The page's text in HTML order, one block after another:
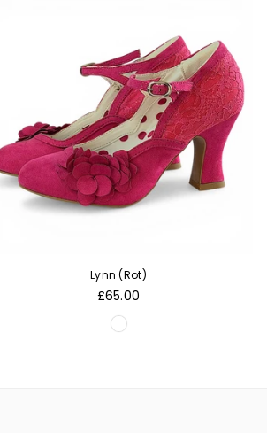
Lynn (Rot)
Normaler
£65.00